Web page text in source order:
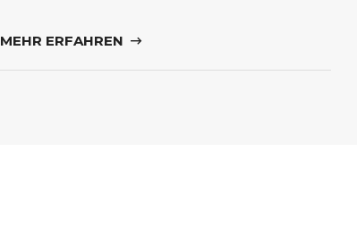
MEHR ERFAHREN